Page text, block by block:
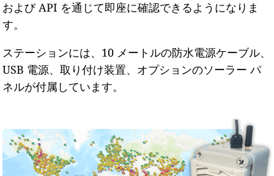
および API を通じて即座に確認できるようになりま
す。
ステーションには、10 メートルの防水電源ケーブル、
USB 電源、取り付け装置、オプションのソーラー パ
ネルが付属しています。